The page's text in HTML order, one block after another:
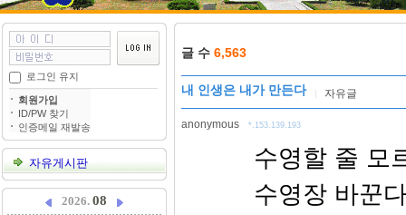
로그인 유지
회원가입
ID/PW 찾기
인증메일 재발송
자유게시판
2026. 08
글 수 6,563
내 인생은 내가 만든다 자유글
anonymous *.153.139.193
수영할 줄 모
수영장 바꾼